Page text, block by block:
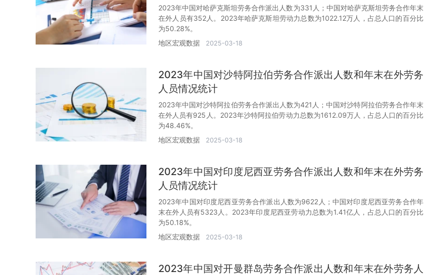
2023年中国对哈萨克斯坦劳务合作派出人数为331人；中国对哈萨克斯坦劳务合作年末
在外人员有352人。2023年哈萨克斯坦劳动力总数为1022.12万人，占总人口的百分比
为50.28%。
地区宏观数据
2025-03-18
2023年中国对沙特阿拉伯劳务合作派出人数和年末在外劳务
人员情况统计
2023年中国对沙特阿拉伯劳务合作派出人数为421人；中国对沙特阿拉伯劳务合作年末
在外人员有925人。2023年沙特阿拉伯劳动力总数为1612.09万人，占总人口的百分比
为48.46%。
地区宏观数据
2025-03-18
2023年中国对印度尼西亚劳务合作派出人数和年末在外劳务
人员情况统计
2023年中国对印度尼西亚劳务合作派出人数为9622人；中国对印度尼西亚劳务合作年
末在外人员有5323人。2023年印度尼西亚劳动力总数为1.41亿人，占总人口的百分比
为50.18%。
地区宏观数据
2025-03-18
2023年中国对开曼群岛劳务合作派出人数和年末在外劳务人